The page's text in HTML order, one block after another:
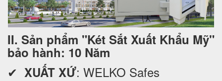
II. Sản phẩm "Két Sắt Xuất Khẩu Mỹ"
bảo hành: 10 Năm
✔ XUẤT XỨ: WELKO Safes